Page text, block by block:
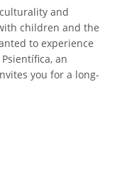
and
children and the
to experience
an
you for a long-